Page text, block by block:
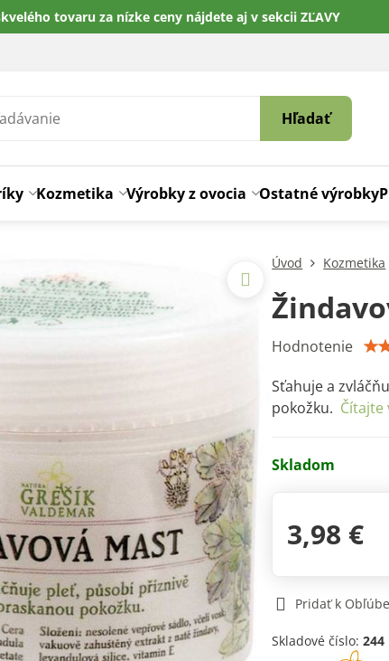
tovaru za nízke ceny nájdete aj v sekcii ZĽAVY
Hľadať
Kozmetika Výrobky z ovocia Ostatné výrobky
Úvod Kozmetika
Hodnotenie
Sťahuje a
pokožku. Čítajte
Skladom
3,98 €
Pridať k
Skladové číslo:244